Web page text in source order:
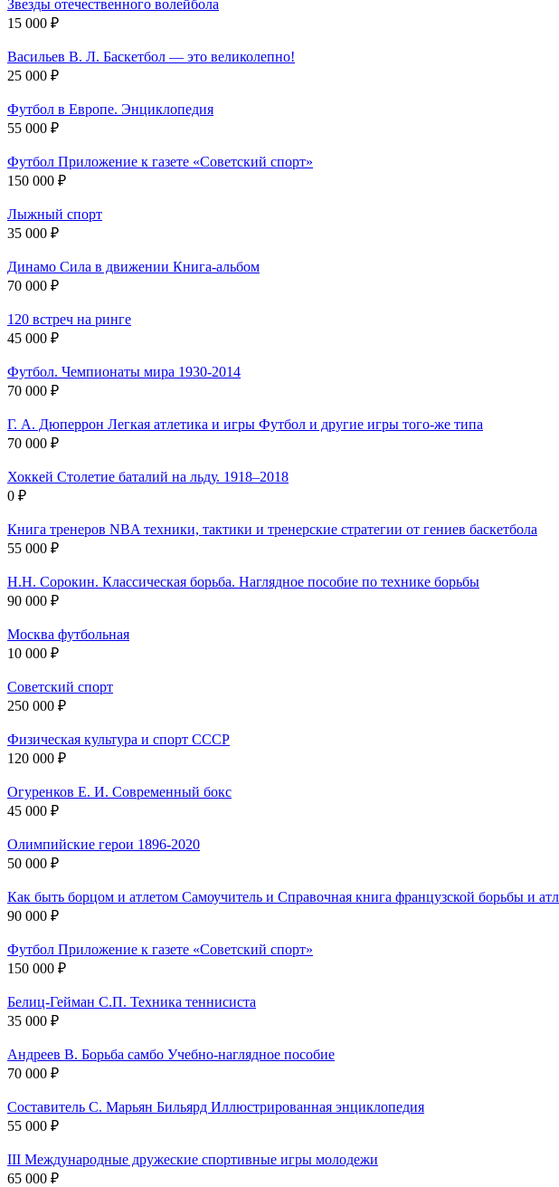
Звезды отечественного волейбола
15 000 ₽
Васильев В. Л. Баскетбол — это великолепно!
25 000 ₽
Футбол в Европе. Энциклопедия
55 000 ₽
Футбол Приложение к газете «Советский спорт»
150 000 ₽
Лыжный спорт
35 000 ₽
Динамо Сила в движении Книга-альбом
70 000 ₽
120 встреч на ринге
45 000 ₽
Футбол. Чемпионаты мира 1930-2014
70 000 ₽
Г. А. Дюперрон Легкая атлетика и игры Футбол и другие игры того-же типа
70 000 ₽
Хоккей Столетие баталий на льду. 1918–2018
0 ₽
Книга тренеров NBA техники, тактики и тренерские стратегии от гениев баскетбола
55 000 ₽
Н.Н. Сорокин. Классическая борьба. Наглядное пособие по технике борьбы
90 000 ₽
Москва футбольная
10 000 ₽
Советский спорт
250 000 ₽
Физическая культура и спорт СССР
120 000 ₽
Огуренков Е. И. Современный бокс
45 000 ₽
Олимпийские герои 1896-2020
50 000 ₽
Как быть борцом и атлетом Самоучитель и Справочная книга французской борьбы и
90 000 ₽
Футбол Приложение к газете «Советский спорт»
150 000 ₽
Белиц-Гейман С.П. Техника теннисиста
35 000 ₽
Андреев В. Борьба самбо Учебно-наглядное пособие
70 000 ₽
Составитель С. Марьян Бильярд Иллюстрированная энциклопедия
55 000 ₽
III Международные дружеские спортивные игры молодежи
65 000 ₽